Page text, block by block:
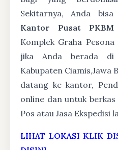
Sekitarnya, Anda
Kantor Pusat PKBM
Komplek Graha
jika Anda berada di
Kabupaten Ciamis,Jawa
datang ke kantor,
online dan untuk
Pos atau Jasa Ekspedisi
LIHAT LOKASI KLIK